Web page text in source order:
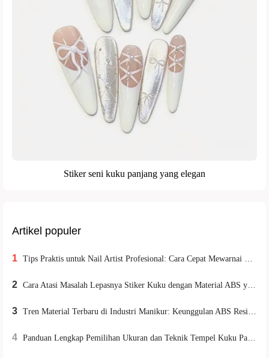
Stiker seni kuku panjang yang elegan
Artikel populer
1 Tips Praktis untuk Nail Artist Profesional: Cara Cepat Mewarnai Kuteks Matte Tanpa Luntur
2 Cara Atasi Masalah Lepasnya Stiker Kuku dengan Material ABS yang Lebih Stabil dan Dapat Digunakan Berulang
3 Tren Material Terbaru di Industri Manikur: Keunggulan ABS Resin yang Memenuhi Standar Keamanan Internasional
4 Panduan Lengkap Pemilihan Ukuran dan Teknik Tempel Kuku Palsu untuk Pemula hingga Ahli